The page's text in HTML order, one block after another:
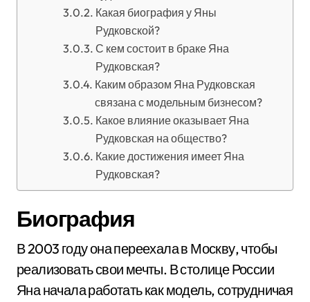
Какая биография у Яны
Рудковской?
С кем состоит в браке Яна
Рудковская?
Каким образом Яна Рудковская
связана с модельным бизнесом?
Какое влияние оказывает Яна
Рудковская на общество?
Какие достижения имеет Яна
Рудковская?
Биография
В 2003 году она переехала в Москву, чтобы
реализовать свои мечты. В столице России
Яна начала работать как модель, сотрудничая